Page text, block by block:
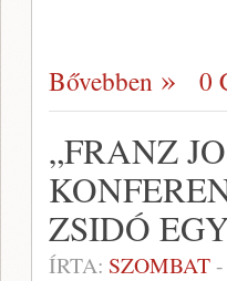
Bővebben 0
„FRANZ
ZSIDÓ
ÍRTA: SZOMBAT-